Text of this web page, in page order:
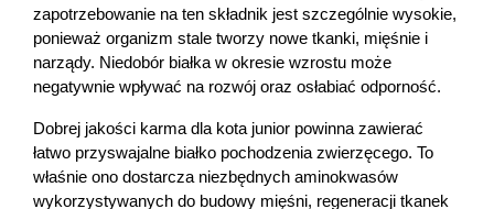
zapotrzebowanie na ten składnik jest szczególnie wysokie,
ponieważ organizm stale tworzy nowe tkanki, mięśnie i
narządy. Niedobór białka w okresie wzrostu może
negatywnie wpływać na rozwój oraz osłabiać odporność.
Dobrej jakości karma dla kota junior powinna zawierać
łatwo przyswajalne białko pochodzenia zwierzęcego. To
właśnie ono dostarcza niezbędnych aminokwasów
wykorzystywanych do budowy mięśni, regeneracji tkanek